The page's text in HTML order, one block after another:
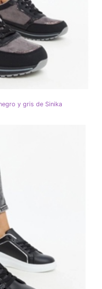
y gris de Sinika